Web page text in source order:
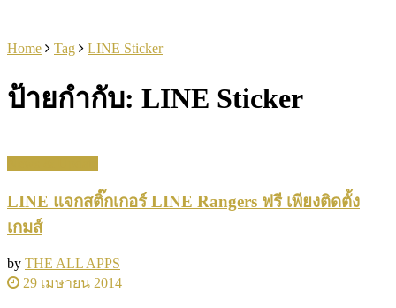
Home Tag LINE Sticker
ป้ายกำกับ: LINE Sticker
LINE แจกสติ๊กเกอร์ LINE Rangers ฟรี เพียงติดตั้ง
เกมส์
by THE ALL APPS
29 เมษายน 2014